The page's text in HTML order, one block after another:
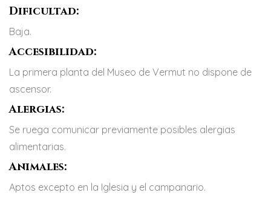
Dificultad:
Baja.
Accesibilidad:
La primera planta del Museo de Vermut no dispone de
ascensor.
Alergias:
Se ruega comunicar previamente posibles alergias
alimentarias.
Animales:
Aptos excepto en la Iglesia y el campanario.